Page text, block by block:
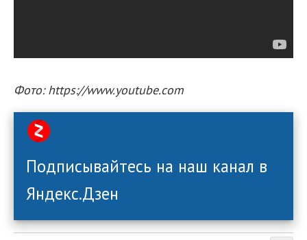
Фото: https://www.youtube.com
Подписывайтесь на наш канал в
Яндекс.Дзен